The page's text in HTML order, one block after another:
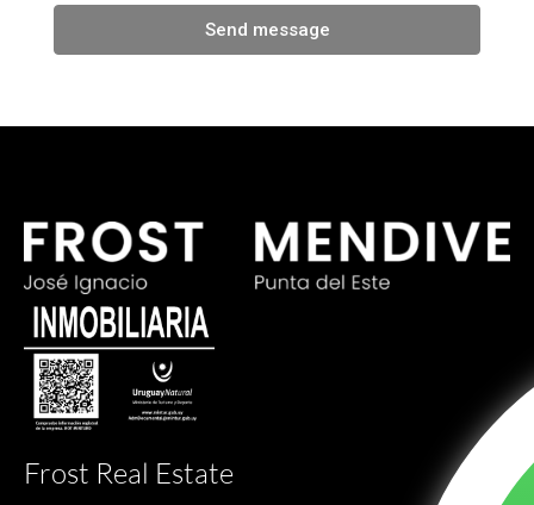
Send message
Frost Real Estate